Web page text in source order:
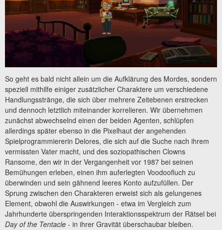
So geht es bald nicht allein um die Aufklärung des Mordes, sondern
speziell mithilfe einiger zusätzlicher Charaktere um verschiedene
Handlungsstränge, die sich über mehrere Zeitebenen erstrecken
und dennoch letztlich miteinander korrelieren. Wir übernehmen
zunächst abwechselnd einen der beiden Agenten, schlüpfen
allerdings später ebenso in die Pixelhaut der angehenden
Spielprogrammiererin Delores, die sich auf die Suche nach ihrem
vermissten Vater macht, und des soziopathischen Clowns
Ransome, den wir in der Vergangenheit vor 1987 bei seinen
Bemühungen erleben, einen ihm auferlegten Voodoofluch zu
überwinden und sein gähnend leeres Konto aufzufüllen. Der
Sprung zwischen den Charakteren erweist sich als gelungenes
Element, obwohl die Auswirkungen - etwa im Vergleich zum
Jahrhunderte überspringenden Interaktionsspektrum der Rätsel bei
Day of the Tentacle - in ihrer Gravität überschaubar bleiben.